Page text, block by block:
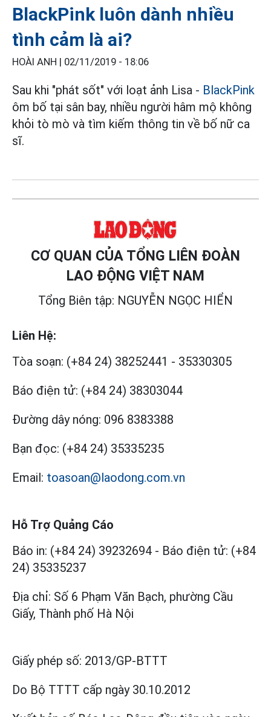
BlackPink luôn dành nhiều
tình cảm là ai?
HOÀI ANH | 02/11/2019 - 18:06
Sau khi "phát sốt" với loạt ảnh Lisa - BlackPink
ôm bố tại sân bay, nhiều người hâm mộ không
khỏi tò mò và tìm kiếm thông tin về bố nữ ca
sĩ.
CƠ QUAN CỦA TỔNG LIÊN ĐOÀN
LAO ĐỘNG VIỆT NAM
Tổng Biên tập: NGUYỄN NGỌC HIỂN
Liên Hệ:
Tòa soạn: (+84 24) 38252441 - 35330305
Báo điện tử: (+84 24) 38303044
Đường dây nóng: 096 8383388
Bạn đọc: (+84 24) 35335235
Email: toasoan@laodong.com.vn
Hỗ Trợ Quảng Cáo
Báo in: (+84 24) 39232694 - Báo điện tử: (+84
24) 35335237
Địa chỉ: Số 6 Phạm Văn Bạch, phường Cầu
Giấy, Thành phố Hà Nội
Giấy phép số: 2013/GP-BTTT
Do Bộ TTTT cấp ngày 30.10.2012